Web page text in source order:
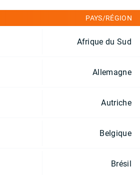
PAYS/RÉGION
Afrique du Sud
Allemagne
Autriche
Belgique
Brésil